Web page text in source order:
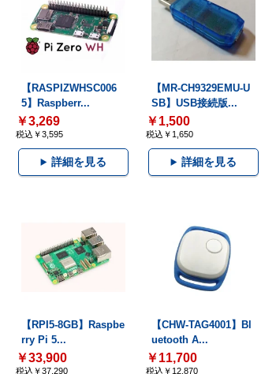
【RASPIZWHSC006
5】Raspberr...
￥3,269
税込￥3,595
詳細を見る
【MR-CH9329EMU-U
SB】USB接続版...
￥1,500
税込￥1,650
詳細を見る
【RPI5-8GB】Raspbe
rry Pi 5...
￥33,900
税込￥37,290
【CHW-TAG4001】Bl
uetooth A...
￥11,700
税込￥12,870